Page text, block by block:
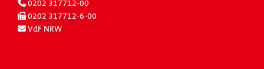
0202 317712-00
0202 317712-6-00
VdF NRW